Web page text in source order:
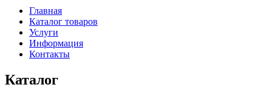
Главная
Каталог товаров
Услуги
Информация
Контакты
Каталог